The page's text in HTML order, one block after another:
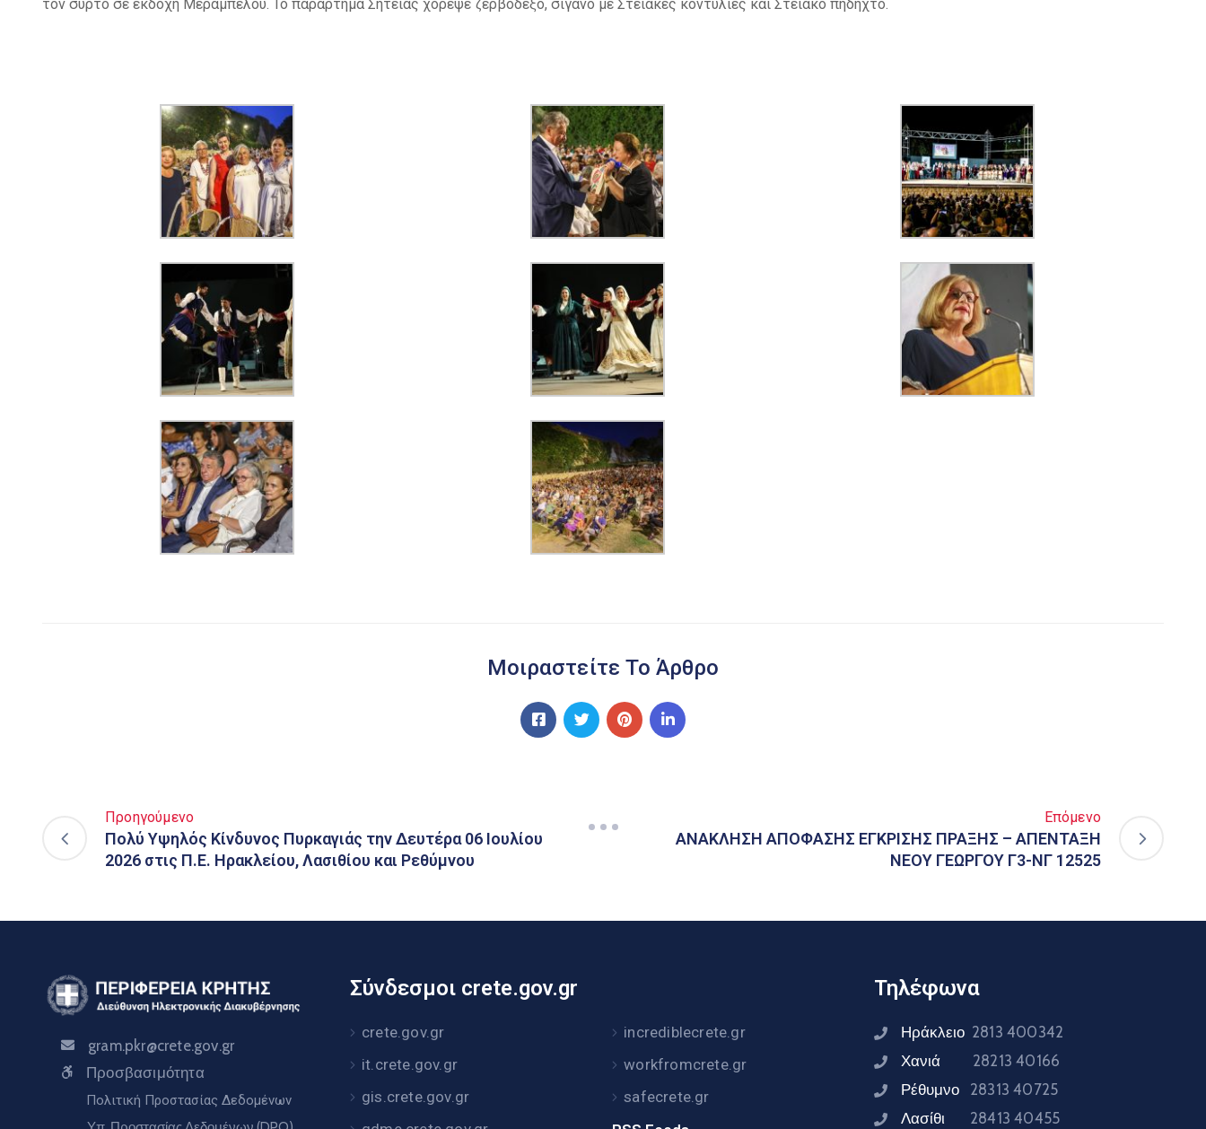
τον συρτό σε εκδοχή Μεραμπέλου. Το παράρτημα Σητείας χόρεψε ζερβόδεξο, σιγανό με Στειακές κοντυλιές και Στειακό πηδηχτό.
Μοιραστείτε Το Άρθρο
Προηγούμενο
Πολύ Υψηλός Κίνδυνος Πυρκαγιάς την Δευτέρα 06 Ιουλίου
2026 στις Π.Ε. Ηρακλείου, Λασιθίου και Ρεθύμνου
Επόμενο
ΑΝΑΚΛΗΣΗ ΑΠΟΦΑΣΗΣ ΕΓΚΡΙΣΗΣ ΠΡΑΞΗΣ – ΑΠΕΝΤΑΞΗ
ΝΕΟΥ ΓΕΩΡΓΟΥ Γ3-ΝΓ 12525
gram.pkr@crete.gov.gr
Προσβασιμότητα
Πολιτική Προστασίας Δεδομένων
Σύνδεσμοι crete.gov.gr
crete.gov.gr
it.crete.gov.gr
gis.crete.gov.gr
incrediblecrete.gr
workfromcrete.gr
safecrete.gr
Τηλέφωνα
Ηράκλειο 2813 400342
Χανιά 28213 40166
Ρέθυμνο 28313 40725
Λασίθι 28413 40455